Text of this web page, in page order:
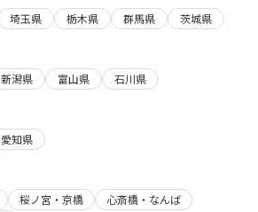
埼玉県 栃木県 群馬県
茨城県
新潟県 富山県
石川県
愛知県
桜ノ宮・京橋
心斎橋・なんば